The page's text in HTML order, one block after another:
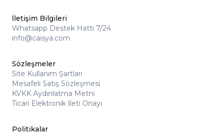
İletişim Bilgileri
Whatsapp Destek Hattı 7/24
info@caisya.com
Sözleşmeler
Site Kullanım Şartları
Mesafeli Satış Sözleşmesi
KVKK Aydınlatma Metni
Ticari Elektronik İleti Onayı
Politikalar